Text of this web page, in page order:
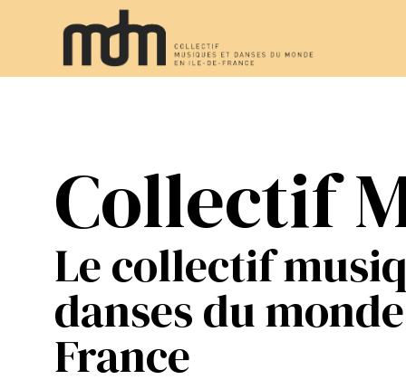
Collectif
Le collectif
danses du
France